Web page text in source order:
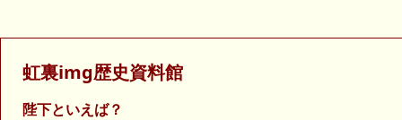
虹裏img歴史資料館
陛下といえば？